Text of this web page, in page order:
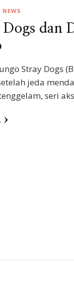
dan
Stray Dogs
jeda
seri